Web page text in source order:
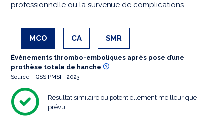
professionnelle ou la survenue de complications.
MCO CA SMR
Évènements thrombo-emboliques après pose d’une
prothèse totale de hanche
Source : IQSS PMSI - 2023
Résultat similaire ou potentiellement meilleur que
prévu